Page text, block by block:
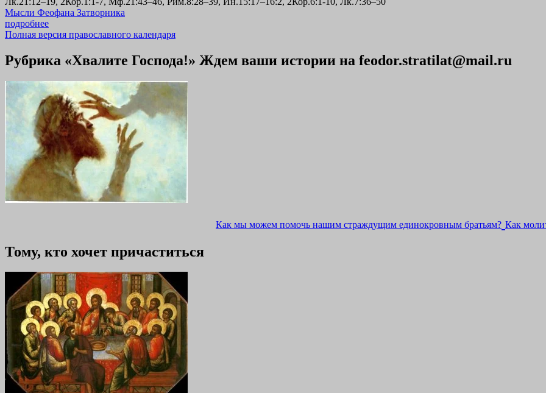
Мысли Феофана Затворника
подробнее
Полная версия православного календаря
Рубрика «Хвалите Господа!» Ждем ваши истории на feodor.stratilat@mail.ru
Как мы можем помочь нашим страждущим единокровным братьям? Как
Тому, кто хочет причаститься